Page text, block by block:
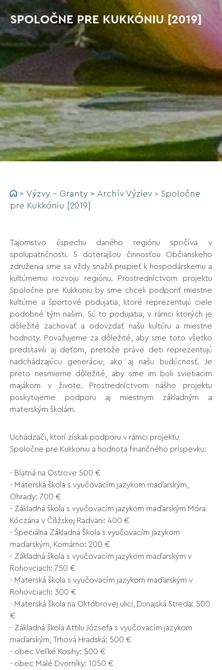
SPOLOČNE PRE KUKKÓNIU [2019]
> Výzvy - Granty > Archív Výziev > Spoločne
pre Kukkóniu [2019]
Tajomstvo úspechu daného regiónu spočíva v
spolupatričnosti. S doterajšou činnosťou Občianskeho
združenia sme sa vždy snažili prispieť k hospodárskemu a
kultúrnemu rozvoju regiónu. Prostredníctvom projektu
Spoločne pre Kukkoniu by sme chceli podporiť miestne
kultúrne a športové podujatia, ktoré reprezentujú ciele
podobné tým našim. Sú to podujatia, v rámci ktorých je
dôležité zachovať a odovzdať našu kultúru a miestne
hodnoty. Považujeme za dôležité, aby sme toto všetko
predstavili aj deťom, pretože práve deti reprezentujú
nadchádzajúcu generáciu, ako aj našu budúcnosť. Je
preto nesmierne dôležité, aby sme im boli svietiacim
majákom v živote. Prostredníctvom nášho projektu
poskytujeme podporu aj miestnym základným a
materským školám.
Uchádzači, ktorí získali podporu v rámci projektu
Spoločne pre Kukkoniu a hodnota finančného príspevku:
- Blatná na Ostrove 500 €
- Materská škola s vyučovacím jazykom maďarským,
Ohrady: 700 €
- Základná škola s vyučovacím jazykom maďarským Móra
Kóczána v Čiližskej Radvani: 400 €
- Špeciálna Základná Škola s vyučovacím jazykom
maďarským, Komárno: 200 €
- Základná škola s vyučovacím jazykom maďarským v
Rohovciach: 750 €
- Materská škola s vyučovacím jazykom maďarským v
Rohovciach: 300 €
- Materská škola na Októbrovej ulici, Dunajská Streda: 500
€
- Základná škola Attilu Józsefa s vyučovacím jazykom
maďarským, Trhová Hradská: 500 €
- obec Veľké Kosihy: 500 €
- obec Malé Dvorníky: 1050 €